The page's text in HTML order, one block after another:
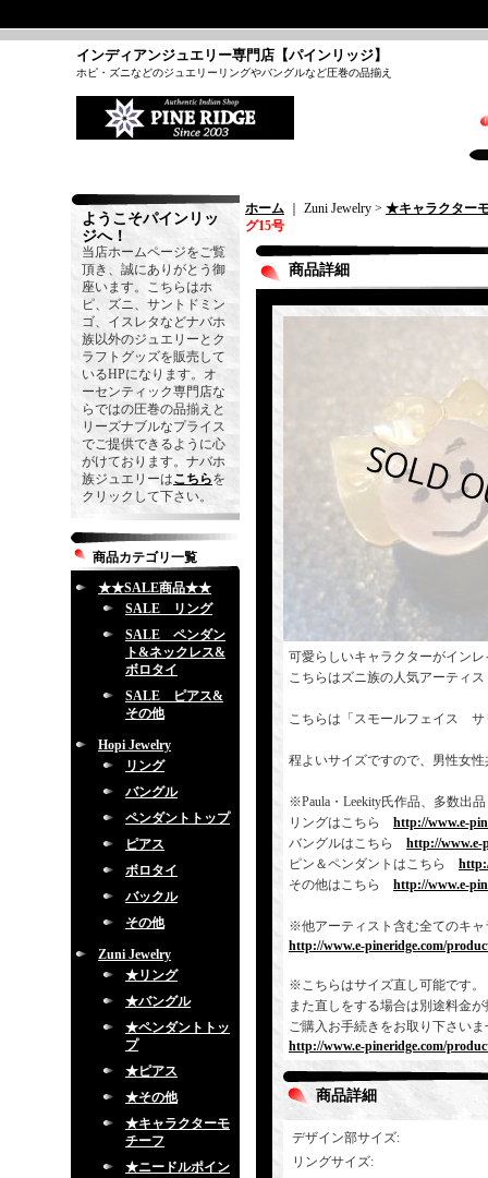
インディアンジュエリー専門店【パインリッジ】
ホピ・ズニなどのジュエリーリングやバングルなど圧巻の品揃え
ようこそパインリッ
ジへ！
当店ホームページをご覧
頂き、誠にありがとう御
座います。こちらはホ
ピ、ズニ、サントドミン
ゴ、イスレタなどナバホ
族以外のジュエリーとク
ラフトグッズを販売して
いるHPになります。オ
ーセンティック専門店な
らではの圧巻の品揃えと
リーズナブルなプライス
でご提供できるように心
がけております。ナバホ
族ジュエリーはこちらを
クリックして下さい。
商品カテゴリ一覧
★★SALE商品★★
SALE リング
SALE ペンダン
ト&ネックレス&
ボロタイ
SALE ピアス&
その他
Hopi Jewelry
リング
バングル
ペンダントトップ
ピアス
ボロタイ
バックル
その他
Zuni Jewelry
★リング
★バングル
★ペンダントトッ
プ
★ピアス
★その他
★キャラクターモ
チーフ
★ニードルポイン
ホーム ｜ Zuni Jewelry > ★キャラクター
グ15号
商品詳細
可愛らしいキャラクターがイン
こちらはズニ族の人気アーティ
こちらは「スモールフェイス サ
程よいサイズですので、男性女
※Paula・Leekity氏作品、多数出
リングはこちら http://www.e-
バングルはこちら http://www.e-
ピン＆ペンダントはこちら
その他はこちら http://www.e-
※他アーティスト含む全てのキ
http://www.e-pineridge.com/
※こちらはサイズ直し可能です
また直しをする場合は別途料金
ご購入お手続きをお取り下さいま
http://www.e-pineridge.com/
商品詳細
デザイン部サイズ:
リングサイズ: